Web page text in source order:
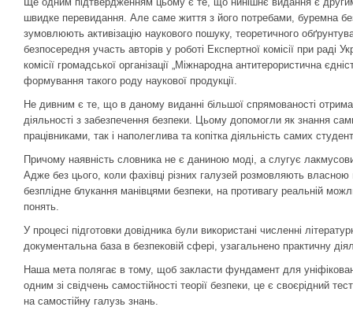
швидке перевидання. Але саме життя з його потребами, буремна
зумовлюють активізацію наукового пошуку, теоретичного
безпосередня участь авторів у роботі Експертної комісії при раді
комісії громадської організації „Міжнародна антитерористична
формування такого роду наукової продукції.
Не дивним є те, що в даному виданні більшої спрямованості
діяльності з забезпечення безпеки. Цьому допомогли як знання
працівниками, так і наполеглива та копітка діяльність самих
Причому наявність словника не є даниною моді, а слугує
Адже без цього, коли фахівці різних галузей розмовляють
безплідне блукання манівцями безпеки, на противагу реальній
понять.
У процесі підготовки довідника були використані численні
документальна база в безпековій сфері, узагальнено практичну
Наша мета полягає в тому, щоб закласти фундамент для
одним зі свідчень самостійності теорії безпеки, це є своєрідний
на самостійну галузь знань.